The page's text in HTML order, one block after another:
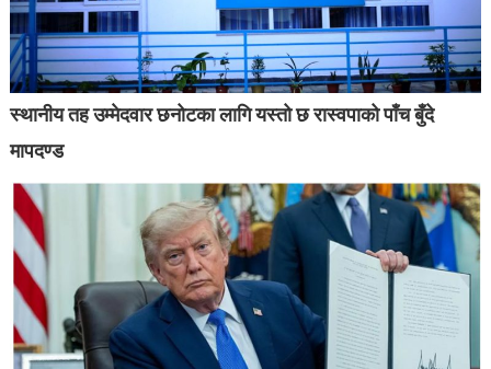
स्थानीय तह उम्मेदवार छनोटका लागि यस्तो छ रास्वपाको पाँच बुँदे
मापदण्ड